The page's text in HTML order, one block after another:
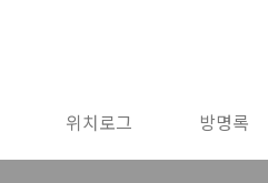
위치로그 방명록